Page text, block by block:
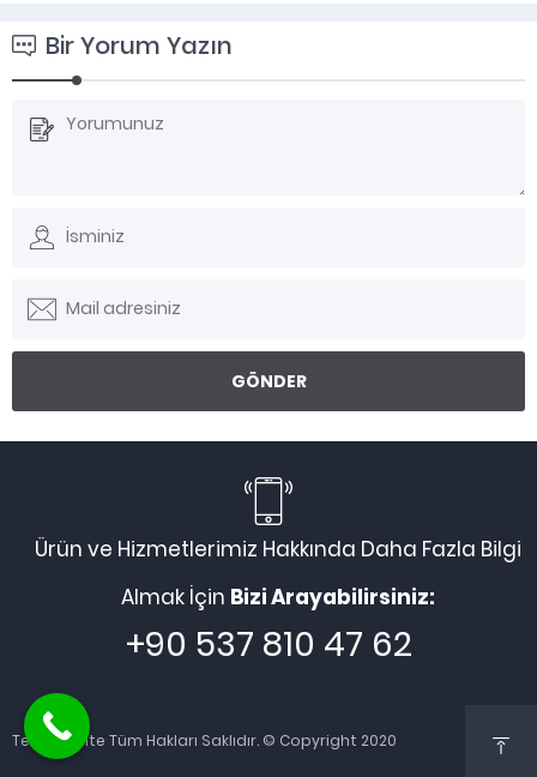
Bir Yorum Yazın
Ürün ve Hizmetlerimiz Hakkında Daha Fazla Bilgi
Almak İçin Bizi Arayabilirsiniz:
+90 537 810 47 62
Teknik Tente Tüm Hakları Saklıdır. © Copyright 2020